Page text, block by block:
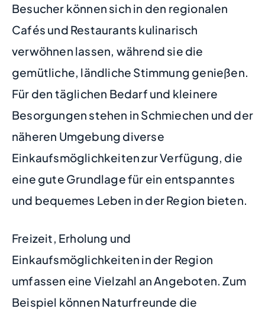
Besucher können sich in den regionalen
Cafés und Restaurants kulinarisch
verwöhnen lassen, während sie die
gemütliche, ländliche Stimmung genießen.
Für den täglichen Bedarf und kleinere
Besorgungen stehen in Schmiechen und der
näheren Umgebung diverse
Einkaufsmöglichkeiten zur Verfügung, die
eine gute Grundlage für ein entspanntes
und bequemes Leben in der Region bieten.
Freizeit, Erholung und
Einkaufsmöglichkeiten in der Region
umfassen eine Vielzahl an Angeboten. Zum
Beispiel können Naturfreunde die